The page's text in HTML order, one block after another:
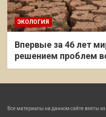
ЭКОЛОГИЯ
Впервые за 46 лет
решением проблем
Все материалы на данном сайте взяты